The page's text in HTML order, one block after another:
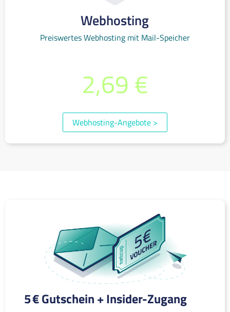
Webhosting
Preiswertes Webhosting mit Mail-Speicher
2,69 €
Webhosting-Angebote >
5 € Gutschein + Insider-Zugang